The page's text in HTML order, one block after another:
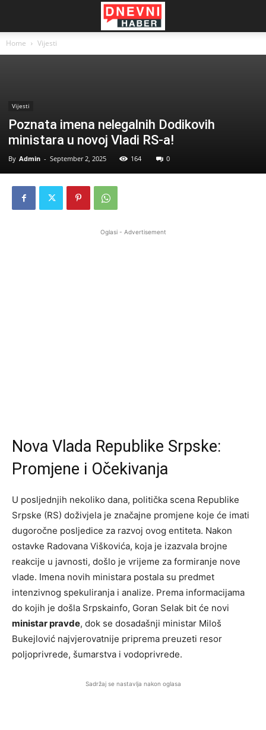
Home Vijesti
Vijesti
Poznata imena nelegalnih Dodikovih
ministara u novoj Vladi RS-a!
By Admin - September 2, 2025 164 0
Oglasi - Advertisement
Nova Vlada Republike Srpske:
Promjene i Očekivanja
U posljednjih nekoliko dana, politička scena Republike
Srpske (RS) doživjela je značajne promjene koje će imati
dugoročne posljedice za razvoj ovog entiteta. Nakon
ostavke Radovana Viškovića, koja je izazvala brojne
reakcije u javnosti, došlo je vrijeme za formiranje nove
vlade. Imena novih ministara postala su predmet
intenzivnog spekuliranja i analize. Prema informacijama
do kojih je došla Srpskainfo, Goran Selak bit će novi
ministar pravde, dok se dosadašnji ministar Miloš
Bukejlović najvjerovatnije priprema preuzeti resor
poljoprivrede, šumarstva i vodoprivrede.
Sadržaj se nastavlja nakon oglasa